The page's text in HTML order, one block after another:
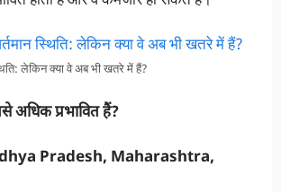
लेकिन क्या वे अब भी खतरे में हैं?
अधिक प्रभावित हैं?
Pradesh, Maharashtra,